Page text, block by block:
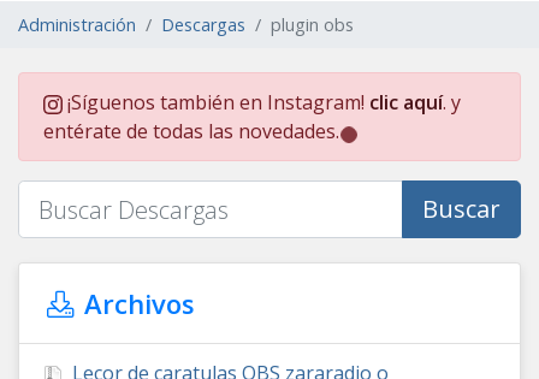
Administración Descargas plugin obs
¡Síguenos también en Instagram! clic aquí. y
entérate de todas las novedades.
Buscar
Archivos
Lecor de caratulas OBS zararadio o